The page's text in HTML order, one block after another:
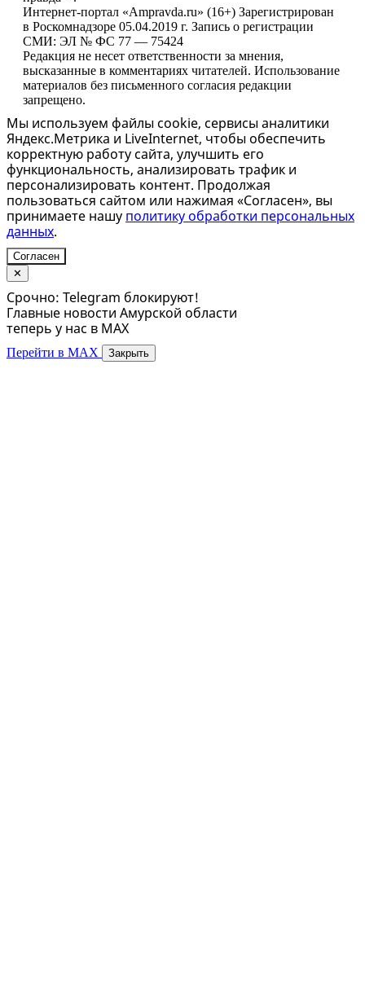
Интернет-портал «Ampravda.ru» (16+) Зарегистрирован
в Роскомнадзоре 05.04.2019 г. Запись о регистрации
СМИ: ЭЛ № ФС 77 — 75424
Редакция не несет ответственности за мнения,
высказанные в комментариях читателей. Использование
материалов без письменного согласия редакции
запрещено.
Мы используем файлы cookie, сервисы аналитики
Яндекс.Метрика и LiveInternet, чтобы обеспечить
корректную работу сайта, улучшить его
функциональность, анализировать трафик и
персонализировать контент. Продолжая
пользоваться сайтом или нажимая «Согласен», вы
принимаете нашу политику обработки персональных
данных.
Согласен
✕
Срочно: Telegram блокируют!
Главные новости Амурской области
теперь у нас в MAX
Перейти в MAX Закрыть